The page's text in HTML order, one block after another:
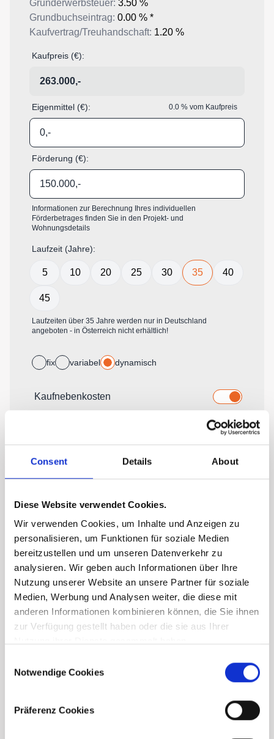
Consent Details About
Diese Website verwendet Cookies.
Wir verwenden Cookies, um Inhalte und Anzeigen zu
personalisieren, um Funktionen für soziale Medien
bereitzustellen und um unseren Datenverkehr zu
analysieren. Wir geben auch Informationen über Ihre
Nutzung unserer Website an unsere Partner für soziale
Medien, Werbung und Analysen weiter, die diese mit
anderen Informationen kombinieren können, die Sie ihnen
zur Verfügung gestellt haben oder die sie aus Ihrer
Selection
Notwendige Cookies
Präferenz Cookies